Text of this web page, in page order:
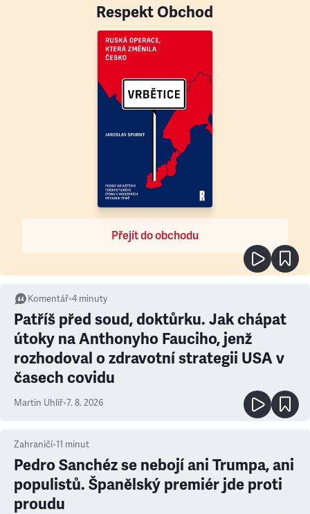
Respekt Obchod
Přejít do obchodu
Komentář•4 minuty
Patříš před soud, doktůrku. Jak chápat
útoky na Anthonyho Fauciho, jenž
rozhodoval o zdravotní strategii USA v
časech covidu
Martin Uhlíř•7. 8. 2026
Zahraničí•11 minut
Pedro Sanchéz se nebojí ani Trumpa, ani
populistů. Španělský premiér jde proti
proudu